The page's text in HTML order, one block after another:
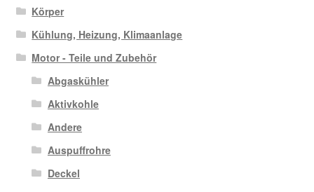
Körper
Kühlung, Heizung, Klimaanlage
Motor - Teile und Zubehör
Abgaskühler
Aktivkohle
Andere
Auspuffrohre
Deckel